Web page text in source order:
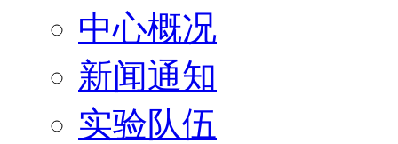
中心概况
新闻通知
实验队伍